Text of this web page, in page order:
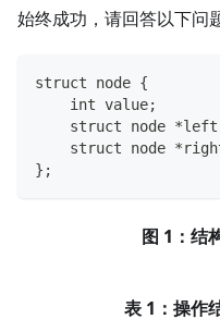
始终成功，请回答以下问题
struct node {
    int value;
struct node
struct node
};
图 1：结
表 1：操作